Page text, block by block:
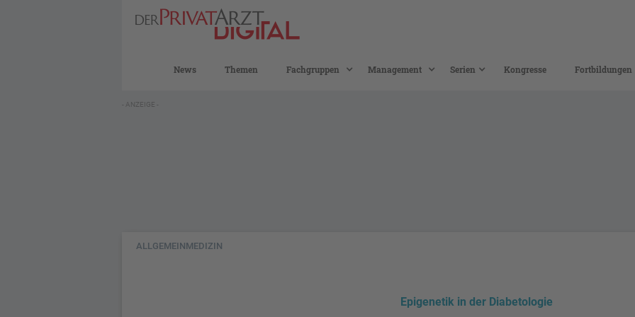
News Themen Fachgruppen Management Serien Kongresse Fortbildungen
- ANZEIGE -
ALLGEMEINMEDIZIN
Epigenetik in der Diabetologie